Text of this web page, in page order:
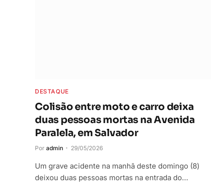
DESTAQUE
Colisão entre moto e carro deixa
duas pessoas mortas na Avenida
Paralela, em Salvador
Por admin 29/05/2026
Um grave acidente na manhã deste domingo (8)
deixou duas pessoas mortas na entrada do…